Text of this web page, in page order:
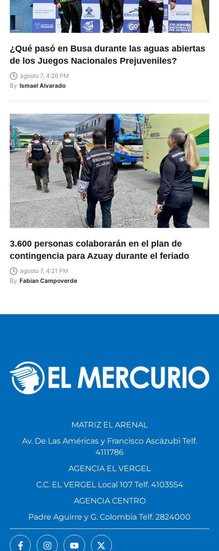
¿Qué pasó en Busa durante las aguas abiertas
de los Juegos Nacionales Prejuveniles?
agosto 7, 4:26 PM
By Ismael Alvarado
3.600 personas colaborarán en el plan de
contingencia para Azuay durante el feriado
agosto 7, 4:21 PM
By Fabian Campoverde
MATRIZ EL ARENAL
Av. De Las Américas y Francisco Ascázubi Telf.
4111786
AGENCIA EL VERGEL
C.C. EL VERGEL Local 107 Telf. 4103554
AGENCIA CENTRO
Padre Aguirre y G. Colombia Telf. 2824000